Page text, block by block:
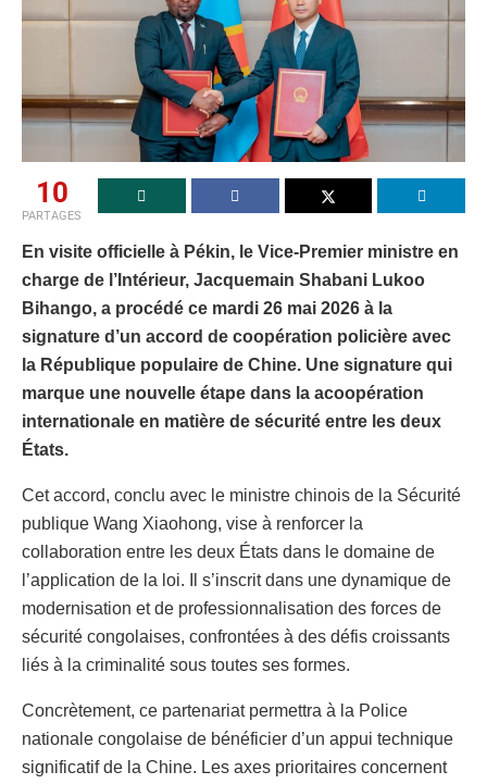
10
PARTAGES
En visite officielle à Pékin, le Vice-Premier ministre en
charge de l’Intérieur, Jacquemain Shabani Lukoo
Bihango, a procédé ce mardi 26 mai 2026 à la
signature d’un accord de coopération policière avec
la République populaire de Chine. Une signature qui
marque une nouvelle étape dans la acoopération
internationale en matière de sécurité entre les deux
États.
Cet accord, conclu avec le ministre chinois de la Sécurité
publique Wang Xiaohong, vise à renforcer la
collaboration entre les deux États dans le domaine de
l’application de la loi. Il s’inscrit dans une dynamique de
modernisation et de professionnalisation des forces de
sécurité congolaises, confrontées à des défis croissants
liés à la criminalité sous toutes ses formes.
Concrètement, ce partenariat permettra à la Police
nationale congolaise de bénéficier d’un appui technique
significatif de la Chine. Les axes prioritaires concernent